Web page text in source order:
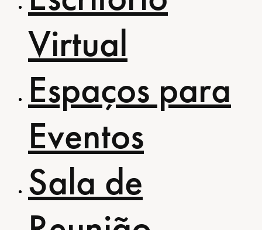
Virtual
Espaços para
Eventos
Sala de